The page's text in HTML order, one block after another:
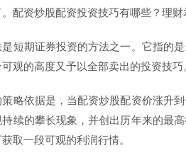
配资炒股配资投资技巧有哪些？理
短期证券投资的方法之一。它指的
可观的高度又予以全部卖出的投资技巧。
略依据是，当配资炒股配资价涨升
续的攀长现象，并创出历年来的最
取一段可观的利润行情。